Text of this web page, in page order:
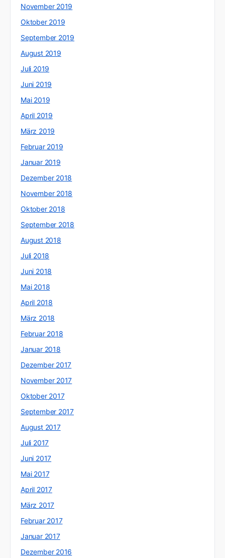
November 2019
Oktober 2019
September 2019
August 2019
Juli 2019
Juni 2019
Mai 2019
April 2019
März 2019
Februar 2019
Januar 2019
Dezember 2018
November 2018
Oktober 2018
September 2018
August 2018
Juli 2018
Juni 2018
Mai 2018
April 2018
März 2018
Februar 2018
Januar 2018
Dezember 2017
November 2017
Oktober 2017
September 2017
August 2017
Juli 2017
Juni 2017
Mai 2017
April 2017
März 2017
Februar 2017
Januar 2017
Dezember 2016